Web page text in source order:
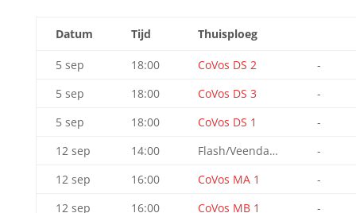
Datum Tijd Thuisploeg
5 sep 18:00 CoVos DS 2
-
5 sep
18:00 CoVos DS 3
-
5 sep
18:00 CoVos DS 1
-
12 sep
14:00 Flash/Veendam DS 1
-
12 sep
16:00 CoVos MA 1
-
12 sep
16:00 CoVos MB 1
-